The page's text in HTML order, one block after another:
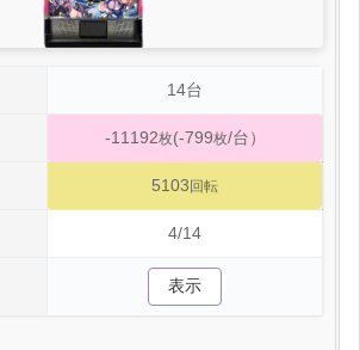
14台
-11192枚(-799枚/台）
5103回転
4/14
表示